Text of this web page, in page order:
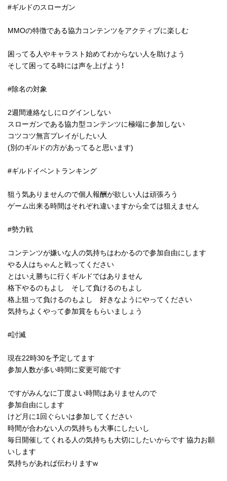
#ギルドのスローガン
MMOの特徴である協力コンテンツをアクティブに楽しむ
困ってる人やキャラスト始めてわからない人を助けよう
そして困ってる時には声を上げよう！
#除名の対象
2週間連絡なしにログインしない
スローガンである協力型コンテンツに極端に参加しない
コツコツ無言プレイがしたい人
(別のギルドの方があってると思います)
#ギルドイベントランキング
狙う気ありませんので個人報酬が欲しい人は頑張ろう
ゲーム出来る時間はそれぞれ違いますから全ては狙えません
#勢力戦
コンテンツが嫌いな人の気持ちはわかるので参加自由にします
やる人はちゃんと戦ってください
とはいえ勝ちに行くギルドではありません
格下やるのもよし そして負けるのもよし
格上狙って負けるのもよし 好きなようにやってください
気持ちよくやって参加賞をもらいましょう
#討滅
現在22時30を予定してます
参加人数が多い時間に変更可能です
ですがみんなに丁度よい時間はありませんので
参加自由にします
けど月に1回ぐらいは参加してください
時間が合わない人の気持ちも大事にしたいし
毎日開催してくれる人の気持ちも大切にしたいからです 協力お願
いします
気持ちがあれば伝わりますw